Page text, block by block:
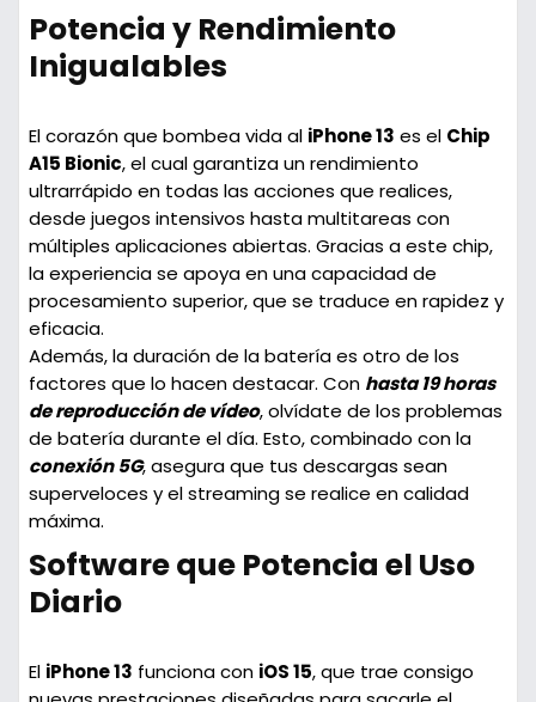
Potencia y Rendimiento
Inigualables
El corazón que bombea vida al iPhone 13 es el Chip
A15 Bionic, el cual garantiza un rendimiento
ultrarrápido en todas las acciones que realices,
desde juegos intensivos hasta multitareas con
múltiples aplicaciones abiertas. Gracias a este chip,
la experiencia se apoya en una capacidad de
procesamiento superior, que se traduce en rapidez y
eficacia.
Además, la duración de la batería es otro de los
factores que lo hacen destacar. Con hasta 19 horas
de reproducción de vídeo, olvídate de los problemas
de batería durante el día. Esto, combinado con la
conexión 5G, asegura que tus descargas sean
superveloces y el streaming se realice en calidad
máxima.
Software que Potencia el Uso
Diario
El iPhone 13 funciona con iOS 15, que trae consigo